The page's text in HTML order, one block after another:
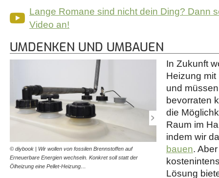
Lange Romane sind nicht dein Ding? Dann
Video an!
UMDENKEN UND UMBAUEN
© diybook | Wir wollen von fossilen Brennstoffen auf
Erneuerbare Energien wechseln. Konkret soll statt der
Ölheizung eine Pellet-Heizung…
© diybook | Ein Sacksilo
nicht ein ganzer Raum
werden muss.…
In Zukunft
Heizung
und
bevorraten
die
Raum im
indem wir
bauen.
Lösung